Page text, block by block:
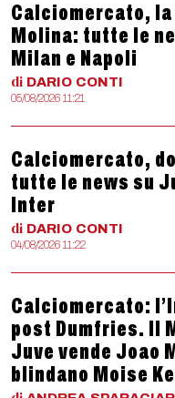
Calciomercato, la
Molina: tutte le
Milan e Napoli
di DARIO CONTI
05/08/2026 11:21
Calciomercato,
tutte le news su
Inter
di DARIO CONTI
04/08/2026 11:22
Calciomercato:
post Dumfries. Il
Juve vende Joao
blindano Moise